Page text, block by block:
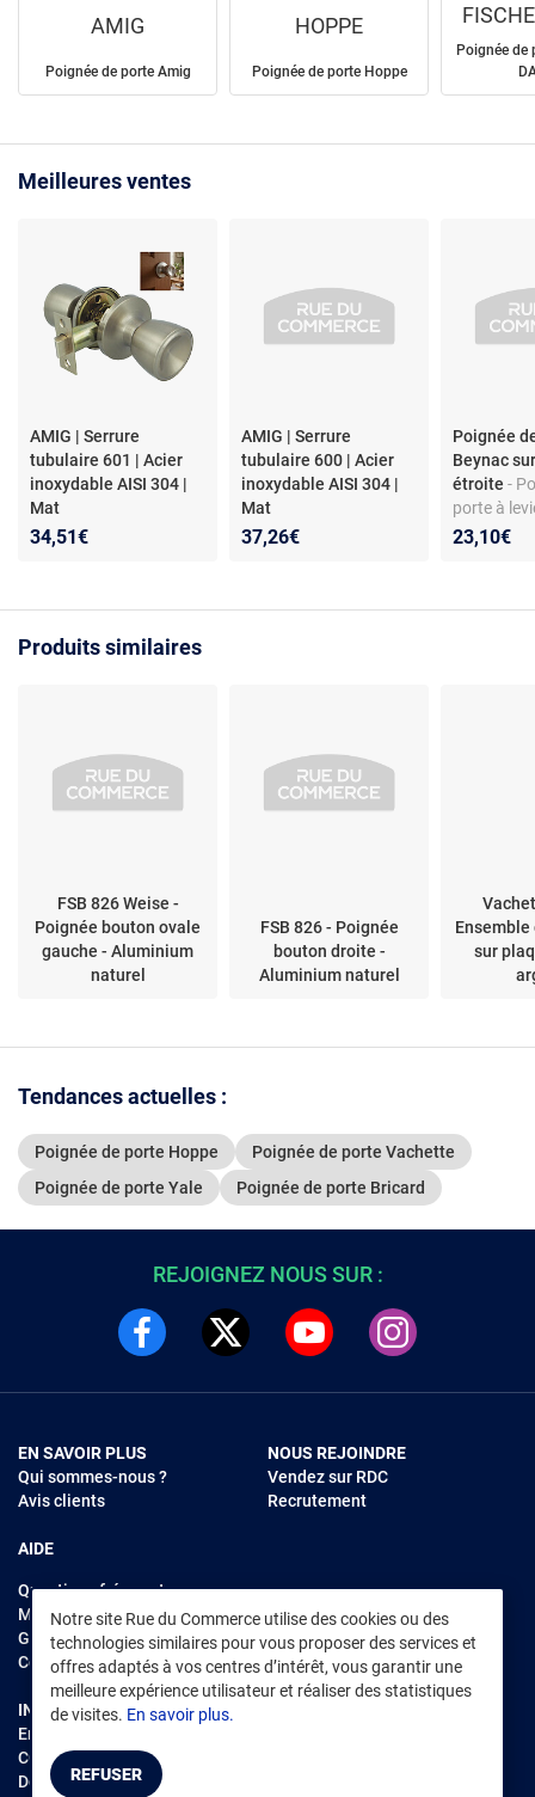
AMIG
Poignée de porte Amig
HOPPE
Poignée de porte Hoppe
Poignée de
Meilleures ventes
AMIG | Serrure
tubulaire 601 | Acier
inoxydable AISI 304 |
Mat
34,51€
AMIG | Serrure
tubulaire 600 | Acier
inoxydable AISI 304 |
Mat
37,26€
Poignée
Beynac
étroite-
porte à
étroite -
23,10€
Produits similaires
FSB 826 Weise -
Poignée bouton ovale
gauche - Aluminium
naturel
FSB 826 - Poignée
bouton droite -
Aluminium naturel
sur
Tendances actuelles :
Poignée de porte Hoppe
Poignée de porte Vachette
Poignée de porte Yale
Poignée de porte Bricard
Notre site Rue du Commerce utilise des cookies ou des
technologies similaires pour vous proposer des services et
offres adaptés à vos centres d’intérêt, vous garantir une
meilleure expérience utilisateur et réaliser des statistiques
de visites. En savoir plus.
REFUSER
REJOIGNEZ NOUS SUR :
EN SAVOIR PLUS
Qui sommes-nous ?
Avis clients
AIDE
Questions fréquentes
Modes de règlements
Garantie et retours
Contacter Rue du Commerce
NOUS REJOINDRE
Vendez sur RDC
Recrutement
INFORMATIONS LÉGALES
Environnement
CGV /CGU Marketplace
Données personnelles